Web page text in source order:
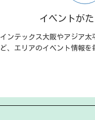
イベントがた
インテックス大阪やアジア太
ど、エリアのイベント情報を